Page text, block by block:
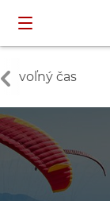
voľný čas